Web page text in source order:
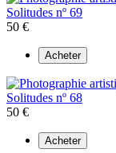
Solitudes nº 69
50 €
Acheter
Solitudes nº 68
50 €
Acheter